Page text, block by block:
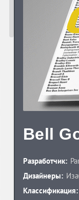
Bell
Разработчик:
Дизайнеры:
Классификация: